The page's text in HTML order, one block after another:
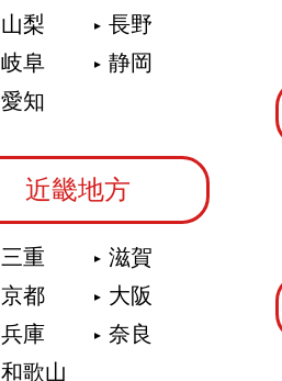
山梨
長野
岐阜
静岡
愛知
近畿地方
三重
滋賀
京都
大阪
兵庫
奈良
和歌山